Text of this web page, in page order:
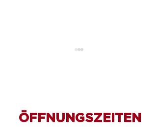
Sommerferien im
ÖFFNUNGSZEITEN